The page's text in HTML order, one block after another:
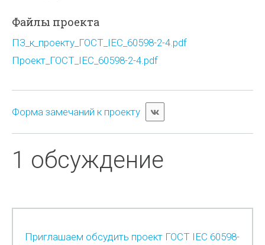
Файлы проекта
ПЗ_к_проекту_ГОСТ_IEC_60598-2-4.pdf
Проект_ГОСТ_IEC_60598-2-4.pdf
Форма замечаний к проекту
1 обсуждение
Приглашаем обсудить проект ГОСТ IEC 60598-